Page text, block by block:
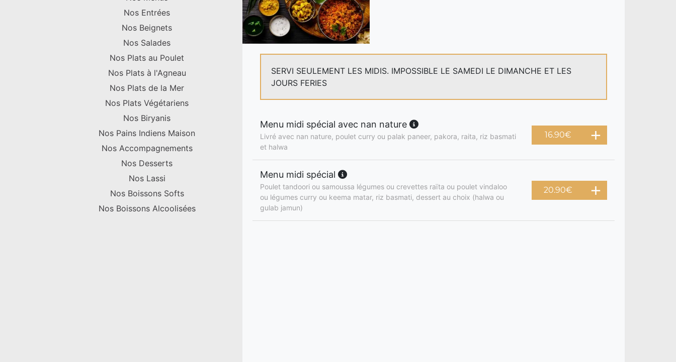
Nos Entrées
Nos Beignets
Nos Salades
Nos Plats au Poulet
Nos Plats à l'Agneau
Nos Plats de la Mer
Nos Plats Végétariens
Nos Biryanis
Nos Pains Indiens Maison
Nos Accompagnements
Nos Desserts
Nos Lassi
Nos Boissons Softs
Nos Boissons Alcoolisées
SERVI SEULEMENT LES MIDIS. IMPOSSIBLE LE SAMEDI LE DIMANCHE ET LES
JOURS FERIES
Menu midi spécial avec nan nature
Livré avec nan nature, poulet curry ou palak paneer, pakora, raita, riz basmati
et halwa
16.90€
Menu midi spécial
Poulet tandoori ou samoussa légumes ou crevettes raïta ou poulet vindaloo
ou légumes curry ou keema matar, riz basmati, dessert au choix (halwa ou
gulab jamun)
20.90€